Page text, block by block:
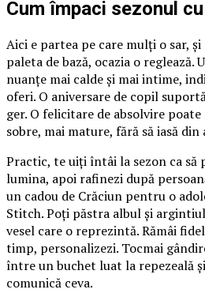
Cum împaci sezonul
Aici e partea pe care mulți o sar,
paleta de bază, ocazia o reglează.
nuanțe mai calde și mai intime,
oferi. O aniversare de copil
ger. O felicitare de absolvire
sobre, mai mature, fără să iasă
Practic, te uiți întâi la sezon ca să
lumina, apoi rafinezi după
un cadou de Crăciun pentru o
Stitch. Poți păstra albul și
vesel care o reprezintă. Rămâi
timp, personalizezi. Tocmai
între un buchet luat la repezeală
comunică ceva.